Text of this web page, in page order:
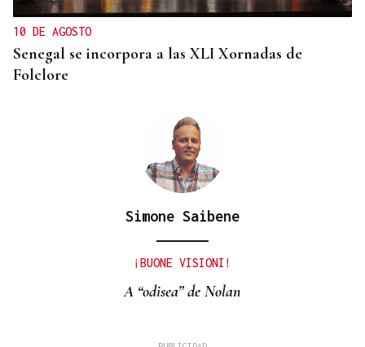
10 DE AGOSTO
Senegal se incorpora a las XLI Xornadas de
Folclore
Simone Saibene
¡BUONE VISIONI!
A “odisea” de Nolan